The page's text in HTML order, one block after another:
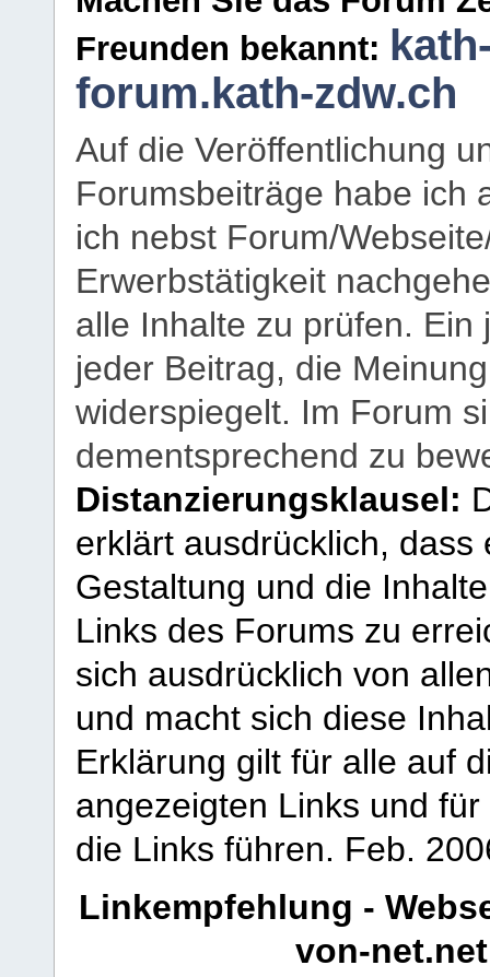
Freunden bekannt:
forum.kath-zdw.ch
Auf die Veröffentlichung
Forumsbeiträge habe ich
ich nebst Forum/
Erwerbstätigkeit
alle Inhalte zu prüfen.
jeder Beitrag, die
widerspiegelt. Im Forum
dementsprechend zu
Distanzierungsklausel:
erklärt ausdrücklich,
Gestaltung und die
Links des Forums zu
sich ausdrücklich von
und macht sich diese
Erklärung gilt für alle auf
angezeigten Links und
die Links führen. Feb.
Linkempfehlung -
von-net.net